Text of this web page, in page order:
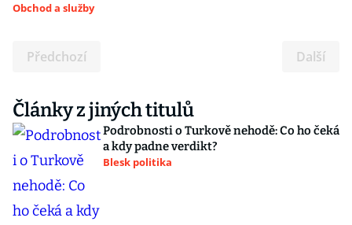
Obchod a služby
Předchozí Další
Články z jiných titulů
Podrobnosti o Turkově nehodě: Co ho čeká
a kdy padne verdikt?
Blesk politika